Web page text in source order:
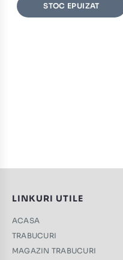
STOC EPUIZAT
LINKURI UTILE
ACASA
TRABUCURI
MAGAZIN TRABUCURI